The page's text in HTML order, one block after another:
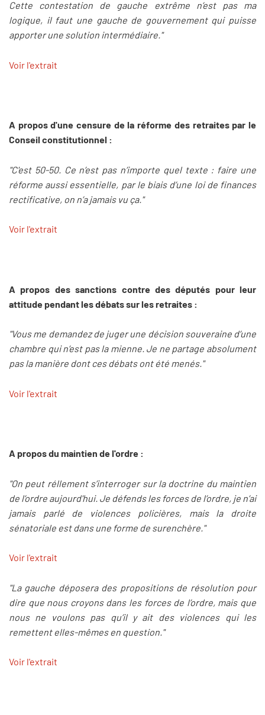
Cette contestation de gauche extrême n’est pas ma
logique, il faut une gauche de gouvernement qui puisse
apporter une solution intermédiaire."
Voir l'extrait
A propos d'une censure de la réforme des retraites par le
Conseil constitutionnel :
"C'est 50-50. Ce n’est pas n’importe quel texte : faire une
réforme aussi essentielle, par le biais d’une loi de finances
rectificative, on n’a jamais vu ça."
Voir l'extrait
A propos des sanctions contre des députés pour leur
attitude pendant les débats sur les retraites :
"Vous me demandez de juger une décision souveraine d’une
chambre qui n’est pas la mienne. Je ne partage absolument
pas la manière dont ces débats ont été menés."
Voir l'extrait
A propos du maintien de l'ordre :
"On peut réllement s’interroger sur la doctrine du maintien
de l’ordre aujourd'hui. Je défends les forces de l’ordre, je n’ai
jamais parlé de violences policières, mais la droite
sénatoriale est dans une forme de surenchère."
Voir l'extrait
"La gauche déposera des propositions de résolution pour
dire que nous croyons dans les forces de l’ordre, mais que
nous ne voulons pas qu’il y ait des violences qui les
remettent elles-mêmes en question."
Voir l'extrait